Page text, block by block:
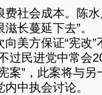
费社会成本。陈
长蔓延下去”。
方保证“宪改”
过民进党中常会
案”，此案将与另
中执会讨论。